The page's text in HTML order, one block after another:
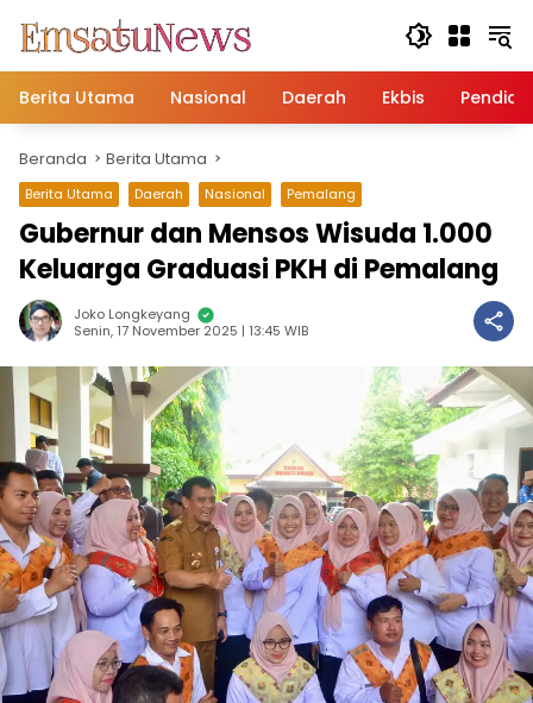
konten
Berita Utama
Nasional Daerah Ekbis
Beranda Berita Utama
Berita Utama Daerah Nasional Pemalang
Gubernur dan Mensos Wisuda 1.000
Keluarga Graduasi PKH di Pemalang
Joko Longkeyang
Senin, 17 November 2025 | 13:45 WIB